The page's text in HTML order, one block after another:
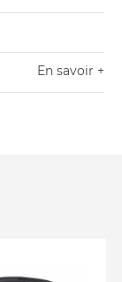
En savoir +